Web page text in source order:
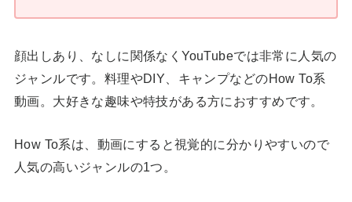
顔出しあり、なしに関係なくYouTubeでは非常に人気の
ジャンルです。料理やDIY、キャンプなどのHow To系
動画。大好きな趣味や特技がある方におすすめです。
How To系は、動画にすると視覚的に分かりやすいので
人気の高いジャンルの1つ。